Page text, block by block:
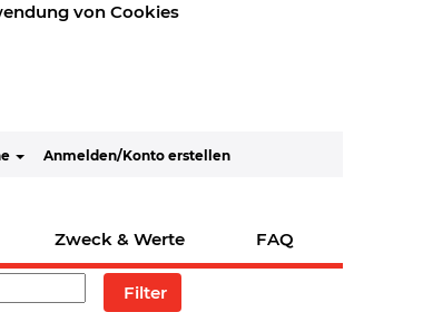
von Cookies
Anmelden/Konto erstellen
Zweck & Werte FAQ